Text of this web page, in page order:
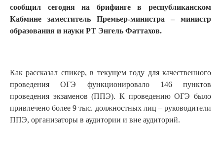
сообщил сегодня на брифинге в республиканском
Кабмине заместитель Премьер-министра – министр
образования и науки РТ Энгель Фаттахов.
Как рассказал спикер, в текущем году для качественного
проведения ОГЭ функционировало 146 пунктов
проведения экзаменов (ППЭ). К проведению ОГЭ было
привлечено более 9 тыс. должностных лиц – руководители
ППЭ, организаторы в аудитории и вне аудиторий.